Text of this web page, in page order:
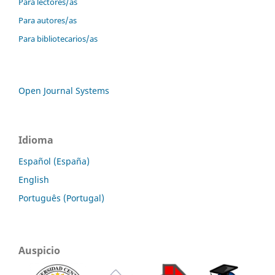
Para autores/as
Para bibliotecarios/as
Open Journal Systems
Idioma
Español (España)
English
Português (Portugal)
Auspicio